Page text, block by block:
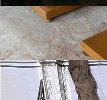
290 000 ₽
Стол Т0001 Покер
2000 × 900 см